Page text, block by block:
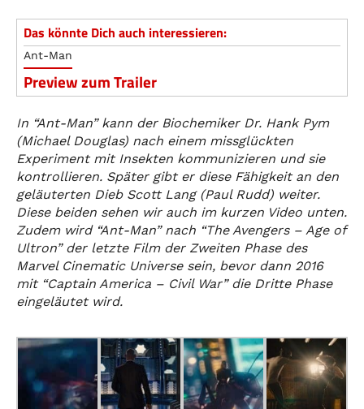
Das könnte Dich auch interessieren:
Ant-Man
Preview zum Trailer
In “Ant-Man” kann der Biochemiker Dr. Hank Pym
(Michael Douglas) nach einem missglückten
Experiment mit Insekten kommunizieren und sie
kontrollieren. Später gibt er diese Fähigkeit an den
geläuterten Dieb Scott Lang (Paul Rudd) weiter.
Diese beiden sehen wir auch im kurzen Video unten.
Zudem wird “Ant-Man” nach “The Avengers – Age of
Ultron” der letzte Film der Zweiten Phase des
Marvel Cinematic Universe sein, bevor dann 2016
mit “Captain America – Civil War” die Dritte Phase
eingeläutet wird.